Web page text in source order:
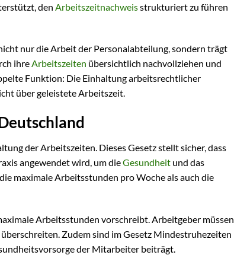
den Arbeitszeitnachweisstrukturiert zu führen
nur die Arbeit der Personalabteilung, sondern trägt
ihreArbeitszeiten übersichtlich nachvollziehen und
Funktion: Die Einhaltung arbeitsrechtlicher
über geleistete Arbeitszeit.
der Arbeitszeiten. Dieses Gesetz stellt sicher, dass
angewendet wird, um dieGesundheit und das
maximale Arbeitsstunden pro Woche als auch die
Arbeitsstunden vorschreibt. Arbeitgeber müssen
Zudem sind im Gesetz Mindestruhezeiten
der Mitarbeiter beiträgt.